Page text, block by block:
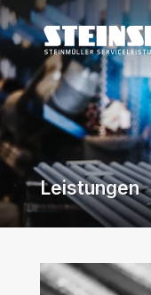
Leistungen